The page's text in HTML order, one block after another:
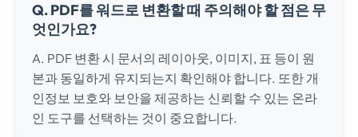
Q. PDF를 워드로 변환할 때 주의해야 할 점은 무
엇인가요?
A. PDF 변환 시 문서의 레이아웃, 이미지, 표 등이 원
본과 동일하게 유지되는지 확인해야 합니다. 또한 개
인정보 보호와 보안을 제공하는 신뢰할 수 있는 온라
인 도구를 선택하는 것이 중요합니다.